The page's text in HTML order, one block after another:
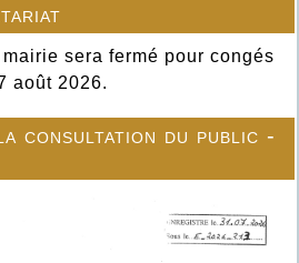
sera fermé pour congés
août 2026.
consultation du public -